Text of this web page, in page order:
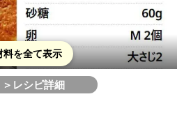
料を全て表示
＞レシピ詳細